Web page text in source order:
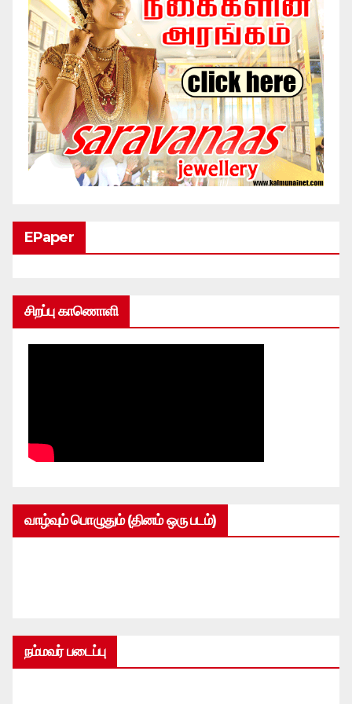
EPaper
சிறப்பு காணொளி
வாழ்வும் பொழுதும் (தினம் ஒரு படம்)
நம்மவர் படைப்பு